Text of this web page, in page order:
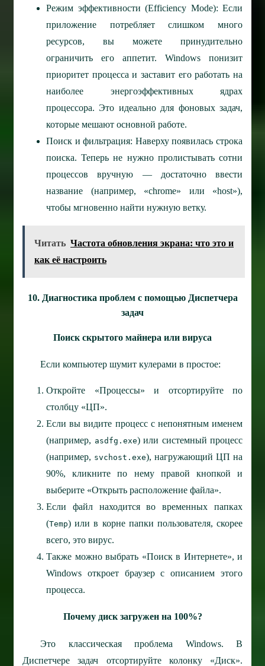
Режим эффективности (Efficiency Mode): Если
приложение потребляет слишком много
ресурсов, вы можете принудительно
ограничить его аппетит. Windows понизит
приоритет процесса и заставит его работать на
наиболее энергоэффективных ядрах
процессора. Это идеально для фоновых задач,
которые мешают основной работе.
Поиск и фильтрация: Наверху появилась строка
поиска. Теперь не нужно пролистывать сотни
процессов вручную — достаточно ввести
название (например, «chrome» или «host»),
чтобы мгновенно найти нужную ветку.
Читать Частота обновления экрана: что это и
как её настроить
10. Диагностика проблем с помощью Диспетчера
задач
Поиск скрытого майнера или вируса
Если компьютер шумит кулерами в простое:
Откройте «Процессы» и отсортируйте по
столбцу «ЦП».
Если вы видите процесс с непонятным именем
(например, asdfg.exe) или системный процесс
(например, svchost.exe), нагружающий ЦП на
90%, кликните по нему правой кнопкой и
выберите «Открыть расположение файла».
Если файл находится во временных папках
(Temp) или в корне папки пользователя, скорее
всего, это вирус.
Также можно выбрать «Поиск в Интернете», и
Windows откроет браузер с описанием этого
процесса.
Почему диск загружен на 100%?
Это классическая проблема Windows. В
Диспетчере задач отсортируйте колонку «Диск».